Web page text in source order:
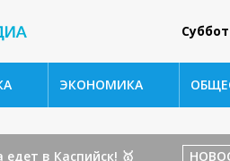
ЭКОНОМИКА
в Каспийск! 🥇